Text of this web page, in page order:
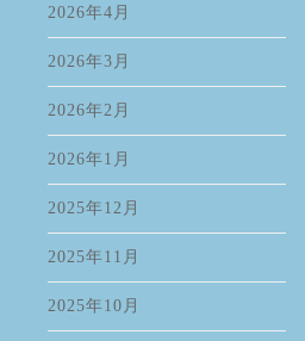
2026年4月
2026年3月
2026年2月
2026年1月
2025年12月
2025年11月
2025年10月